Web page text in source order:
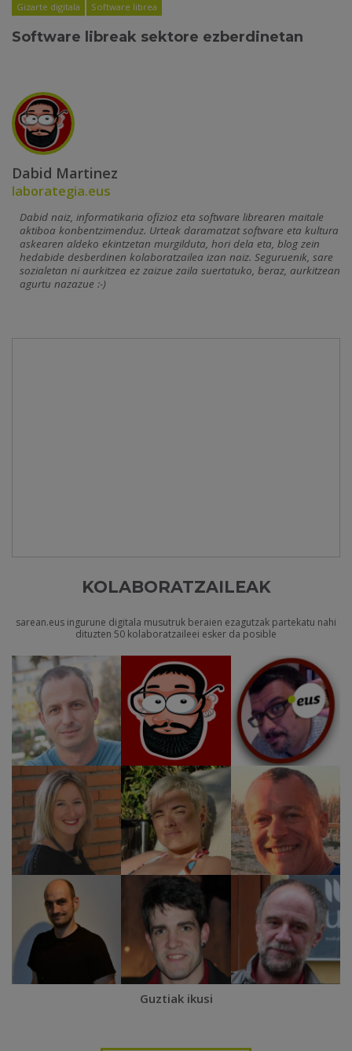
Gizarte digitala Software librea
Software libreak sektore ezberdinetan
Dabid Martinez
laborategia.eus
Dabid naiz, informatikaria ofizioz eta software librearen maitale
aktiboa konbentzimenduz. Urteak daramatzat software eta kultura
askearen aldeko ekintzetan murgilduta, hori dela eta, blog zein
hedabide desberdinen kolaboratzailea izan naiz. Seguruenik, sare
sozialetan ni aurkitzea ez zaizue zaila suertatuko, beraz, aurkitzean
agurtu nazazue :-)
KOLABORATZAILEAK
sarean.eus ingurune digitala musutruk beraien ezagutzak partekatu nahi
dituzten 50 kolaboratzaileei esker da posible
Guztiak ikusi